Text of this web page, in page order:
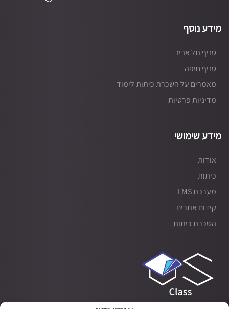
מידע נוסף
סניף תל אביב
סניף חיפה
מאמרים על השכרת כיתות לימוד
מדיניות פרטיות
מידע שימושי
אודות
כיתות
מערכת LMS
קידום אתרים
השכרת כיתות